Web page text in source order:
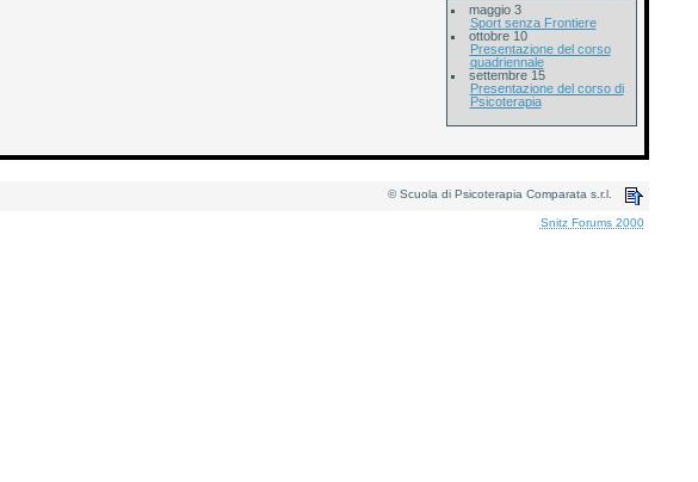
maggio 3
Sport senza Frontiere
ottobre 10
Presentazione del corso
quadriennale
settembre 15
Presentazione del corso di
Psicoterapia
© Scuola di Psicoterapia Comparata s.r.l.
Snitz Forums 2000